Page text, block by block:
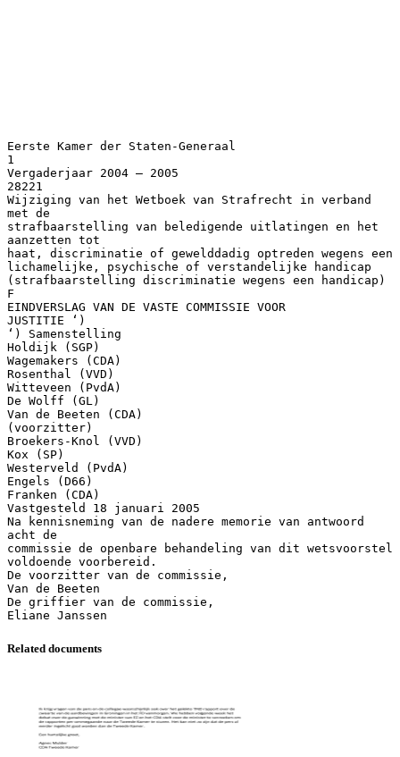
Eerste Kamer der Staten-Generaal
1
Vergaderjaar 2004 – 2005
28221
Wijziging van het Wetboek van Strafrecht in verband
met de
strafbaarstelling van beledigende uitlatingen en het
aanzetten tot
haat, discriminatie of gewelddadig optreden wegens een
lichamelijke, psychische of verstandelijke handicap
(strafbaarstelling discriminatie wegens een handicap)
F
EINDVERSLAG VAN DE VASTE COMMISSIE VOOR
JUSTITIE ‘)
‘) Samenstelling
Holdijk (SGP)
Wagemakers (CDA)
Rosenthal (VVD)
Witteveen (PvdA)
De Wolff (GL)
Van de Beeten (CDA)
(voorzitter)
Broekers-Knol (VVD)
Kox (SP)
Westerveld (PvdA)
Engels (D66)
Franken (CDA)
Vastgesteld 18 januari 2005
Na kennisneming van de nadere memorie van antwoord
acht de
commissie de openbare behandeling van dit wetsvoorstel
voldoende voorbereid.
De voorzitter van de commissie,
Van de Beeten
De griffier van de commissie,
Related documents